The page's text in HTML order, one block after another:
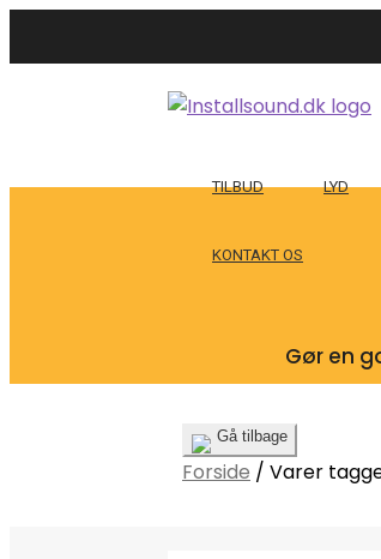
TILBUD LYD
KONTAKT OS
Gør en
Gå tilbage
Forside /Varer